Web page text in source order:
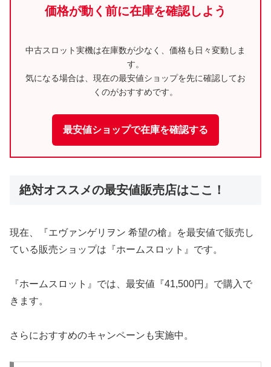
価格が動く前に在庫を確認しよう
中古スロット実機は在庫数が少なく、価格も日々変動しま
す。
気になる場合は、現在の最安値ショップを先に確認してお
くのがおすすめです。
最安値ショップで在庫を確認する
絶対オススメの最安値販売店はここ！
現在、『エヴァンゲリヲン 希望の槍』を最安値で販売し
ている販売ショップは『ホームスロット』です。
『ホームスロット』では、最安値『41,500円』で購入で
きます。
さらにおすすめのキャンペーンも実施中。